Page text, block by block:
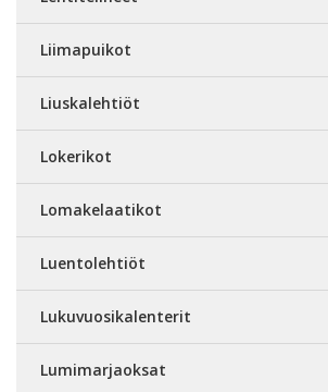
Liimapuikot
Liuskalehtiöt
Lokerikot
Lomakelaatikot
Luentolehtiöt
Lukuvuosikalenterit
Lumimarjaoksat